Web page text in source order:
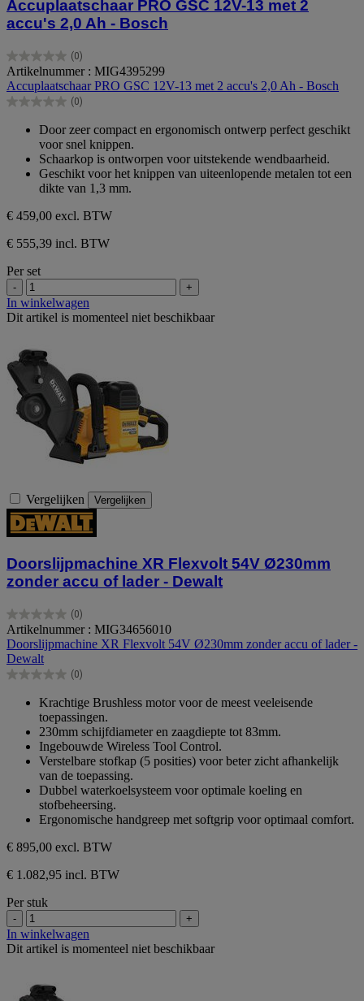
Accuplaatschaar PRO GSC 12V-13 met 2
accu's 2,0 Ah - Bosch
(0)
0.0
van
de
5
Artikelnummer : MIG4395299
Accuplaatschaar PRO GSC 12V-13 met 2 accu's 2,0 Ah - Bosch
(0)
0.0
sterren.
Door zeer compact en ergonomisch ontwerp perfect geschikt
voor snel knippen.
Schaarkop is ontworpen voor uitstekende wendbaarheid.
Geschikt voor het knippen van uiteenlopende metalen tot een
dikte van 1,3 mm.
€ 459,00 excl. BTW
€ 555,39 incl. BTW
Per set
- +
In winkelwagen
Dit artikel is momenteel niet beschikbaar
Vergelijken Vergelijken
Doorslijpmachine XR Flexvolt 54V Ø230mm
zonder accu of lader - Dewalt
(0)
0.0
van
de
5
sterren.
Artikelnummer : MIG34656010
Doorslijpmachine XR Flexvolt 54V Ø230mm zonder accu of lader -
Dewalt
(0)
0.0
sterren.
Krachtige Brushless motor voor de meest veeleisende
toepassingen.
230mm schijfdiameter en zaagdiepte tot 83mm.
Ingebouwde Wireless Tool Control.
Verstelbare stofkap (5 posities) voor beter zicht afhankelijk
van de toepassing.
Dubbel waterkoelsysteem voor optimale koeling en
stofbeheersing.
Ergonomische handgreep met softgrip voor optimaal comfort.
€ 895,00 excl. BTW
€ 1.082,95 incl. BTW
Per stuk
- +
In winkelwagen
Dit artikel is momenteel niet beschikbaar